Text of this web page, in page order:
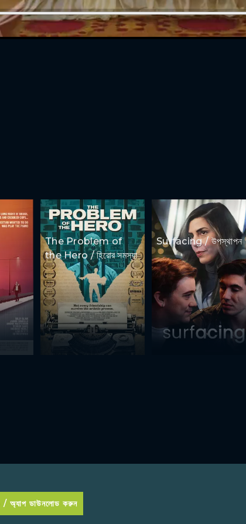
The Problem of
the Hero / হিরোর সমস্যা
Surfacing / উপস্থাপন
ডাউনলোড করুন